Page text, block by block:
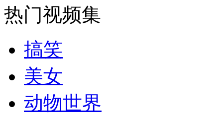
女孩北京地铁殴打老人 痛下狠手拳打脚踢
无痛分娩是否安全 医生回应
热门视频集
搞笑
美女
动物世界